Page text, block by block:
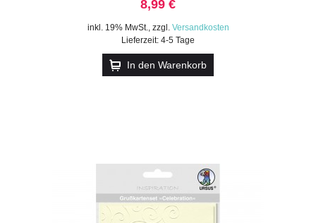
8,99 €
inkl. 19% MwSt., zzgl. Versandkosten
Lieferzeit: 4-5 Tage
In den Warenkorb